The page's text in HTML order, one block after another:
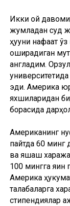
Икки ой
жумладан суд
ҳуқуқни
оширадиган
англадим.
эди. Америка
яхшиларидан
борасида
Американинг
пайтда 60 минг
ва яшаш
100 мингга
Америка
талабаларга
стипендиялар